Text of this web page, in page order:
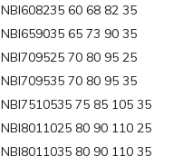
NBI608235 60 68 82 35
NBI659035 65 73 90 35
NBI709525 70 80 95 25
NBI709535 70 80 95 35
NBI7510535 75 85 105 35
NBI8011025 80 90 110 25
NBI8011035 80 90 110 35